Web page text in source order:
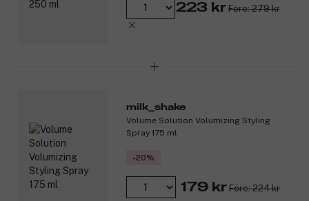
223 kr Före: 279 kr
milk_shake
Volume Solution Volumizing Styling
Spray 175 ml
-20%
179 kr Före: 224 kr